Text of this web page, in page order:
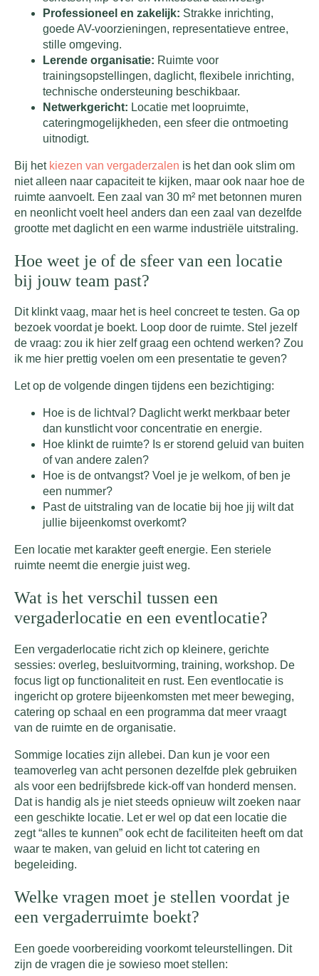
Professioneel en zakelijk: Strakke inrichting,
goede AV-voorzieningen, representatieve entree,
stille omgeving.
Lerende organisatie: Ruimte voor
trainingsopstellingen, daglicht, flexibele inrichting,
technische ondersteuning beschikbaar.
Netwerkgericht: Locatie met loopruimte,
cateringmogelijkheden, een sfeer die ontmoeting
uitnodigt.
Bij het kiezen van vergaderzalen is het dan ook slim om
niet alleen naar capaciteit te kijken, maar ook naar hoe de
ruimte aanvoelt. Een zaal van 30 m² met betonnen muren
en neonlicht voelt heel anders dan een zaal van dezelfde
grootte met daglicht en een warme industriële uitstraling.
Hoe weet je of de sfeer van een locatie
bij jouw team past?
Dit klinkt vaag, maar het is heel concreet te testen. Ga op
bezoek voordat je boekt. Loop door de ruimte. Stel jezelf
de vraag: zou ik hier zelf graag een ochtend werken? Zou
ik me hier prettig voelen om een presentatie te geven?
Let op de volgende dingen tijdens een bezichtiging:
Hoe is de lichtval? Daglicht werkt merkbaar beter
dan kunstlicht voor concentratie en energie.
Hoe klinkt de ruimte? Is er storend geluid van buiten
of van andere zalen?
Hoe is de ontvangst? Voel je je welkom, of ben je
een nummer?
Past de uitstraling van de locatie bij hoe jij wilt dat
jullie bijeenkomst overkomt?
Een locatie met karakter geeft energie. Een steriele
ruimte neemt die energie juist weg.
Wat is het verschil tussen een
vergaderlocatie en een eventlocatie?
Een vergaderlocatie richt zich op kleinere, gerichte
sessies: overleg, besluitvorming, training, workshop. De
focus ligt op functionaliteit en rust. Een eventlocatie is
ingericht op grotere bijeenkomsten met meer beweging,
catering op schaal en een programma dat meer vraagt
van de ruimte en de organisatie.
Sommige locaties zijn allebei. Dan kun je voor een
teamoverleg van acht personen dezelfde plek gebruiken
als voor een bedrijfsbrede kick-off van honderd mensen.
Dat is handig als je niet steeds opnieuw wilt zoeken naar
een geschikte locatie. Let er wel op dat een locatie die
zegt “alles te kunnen” ook echt de faciliteiten heeft om dat
waar te maken, van geluid en licht tot catering en
begeleiding.
Welke vragen moet je stellen voordat je
een vergaderruimte boekt?
Een goede voorbereiding voorkomt teleurstellingen. Dit
zijn de vragen die je sowieso moet stellen: